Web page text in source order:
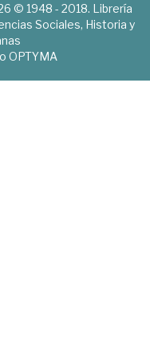
© 1948 - 2018. Librería
Sociales, Historia y
OPTYMA